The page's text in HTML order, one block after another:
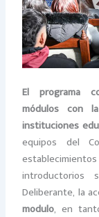
El programa
módulos con
instituciones
equipos del
introductorios
Deliberante, la
modulo, en